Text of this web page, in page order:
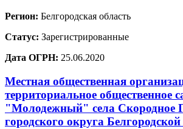
Регион: Белгородская область
Статус: Зарегистрированные
Дата ОГРН: 25.06.2020
Местная общественная
территориальное общественное
"Молодежный" села Скородное
городского округа